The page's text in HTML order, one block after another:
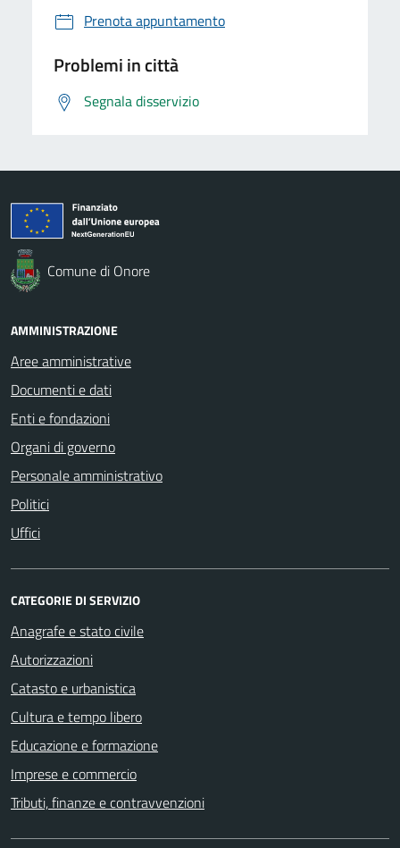
Prenota appuntamento
Problemi in città
Segnala disservizio
Comune di Onore
AMMINISTRAZIONE
Aree amministrative
Documenti e dati
Enti e fondazioni
Organi di governo
Personale amministrativo
Politici
Uffici
CATEGORIE DI SERVIZIO
Anagrafe e stato civile
Autorizzazioni
Catasto e urbanistica
Cultura e tempo libero
Educazione e formazione
Imprese e commercio
Tributi, finanze e contravvenzioni